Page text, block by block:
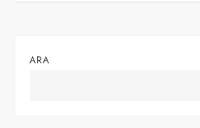
ARA